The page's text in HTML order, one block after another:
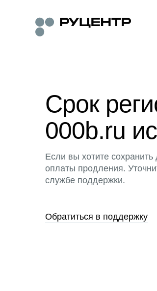
Срок
000b.ru
Если вы хотите
оплаты продления.
службе поддержки.
Обратиться в поддержку